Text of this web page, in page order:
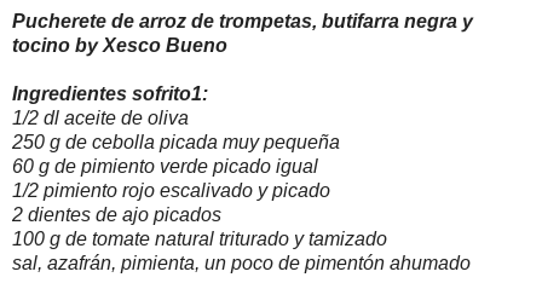
Pucherete de arroz de trompetas, butifarra negra y
tocino by Xesco Bueno
Ingredientes sofrito1:
1/2 dl aceite de oliva
250 g de cebolla picada muy pequeña
60 g de pimiento verde picado igual
1/2 pimiento rojo escalivado y picado
2 dientes de ajo picados
100 g de tomate natural triturado y tamizado
sal, azafrán, pimienta, un poco de pimentón ahumado